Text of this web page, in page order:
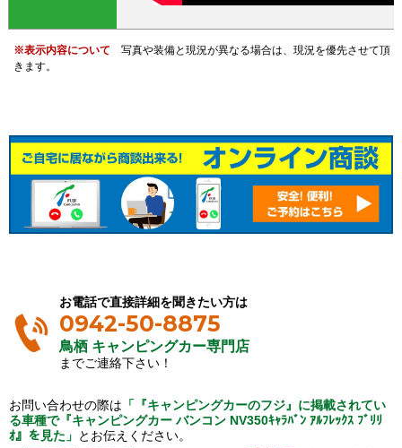
※表示内容について
写真や装備と現況が異なる場合は、現況を優先させて頂
きます。
お電話で直接詳細を聞きたい方は
0942-50-8875
鳥栖 キャンピングカー専門店
までご連絡下さい！
お問い合わせの際は 「『キャンピングカーのフジ』に掲載されてい
る車種で『キャンピングカー バンコン NV350ｷｬﾗﾊﾞﾝ ｱﾙﾌﾚｯｸｽ ﾌﾞﾘﾘ
ｵ』を見た」 とお伝えください。